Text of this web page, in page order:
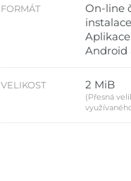
FORMÁT
On-line
Aplikace
Android
VELIKOST 2 MiB
(Přesná